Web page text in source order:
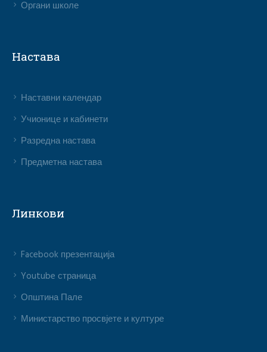
Органи школе
Настава
Наставни календар
Учионице и кабинети
Разредна настава
Предметна настава
Линкови
Facebook презентација
Youtube страница
Општина Пале
Министарство просвјете и културе